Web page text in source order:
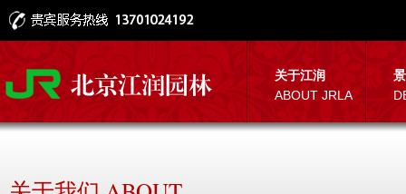
关于江润
ABOUT JRLA